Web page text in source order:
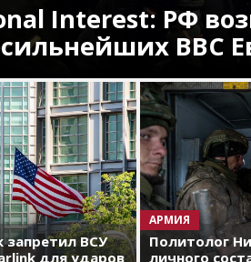
Interest: РФ
ВВС
запретил ВСУ
для ударов
АРМИЯ
Политолог
личного